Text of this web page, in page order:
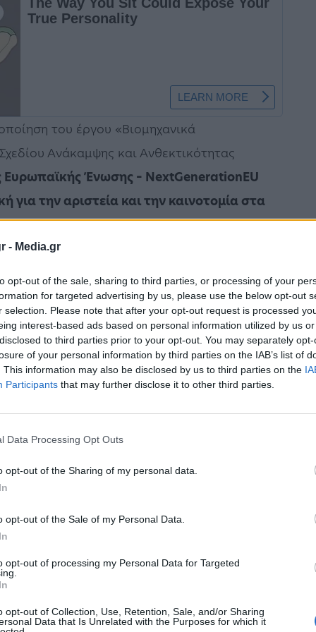
- Media.gr
opt-out of the sale, sharing to third parties, or processing of your
for targeted advertising by us, please use the below opt-out
selection. Please note that after your opt-out request is processed
interest-based ads based on personal information utilized by us
to third parties prior to your opt-out. You may separately
of your personal information by third parties on the IAB’s list of
This information may also be disclosed by us to third parties on the
Participants that may further disclose it to other third parties.
Data Processing Opt Outs
opt-out of the Sharing of my personal data.
opt-out of the Sale of my Personal Data.
opt-out of processing my Personal Data for Targeted
opt-out of Collection, Use, Retention, Sale, and/or Sharing
Data that Is Unrelated with the Purposes for which it
του έργου «Βιομηχανικά
Ανάκαμψης και Ανθεκτικότητας
Ευρωπαϊκής Ένωσης – NextGenerationEU
για την αριστεία και την καινοτομία στα
παραγωγής – πανεπιστημίων μέσω των
είναι τα Ανώτατα Εκπαιδευτικά Ιδρύματα
βιομηχανίες. Τα ΑΕΙ καλούνται, σε
να υποβάλουν προτάσεις με στόχο την από
ενός «Βιομηχανικού Διδακτορικού». Η
έργων έχει ως σκοπό τη διεξαγωγή
αναμένεται ότι θα οδηγήσει στην
την παραγωγή καινοτόμων προϊόντων και
«η αποτελεσματικότερη διασύνδεση της
του παραγωγικού μετασχηματισμού»,
επιτυγχάνεται μέσω της εμπορικής
που προκύπτουν από την εκπόνηση
καινοτόμων προϊόντων ή υπηρεσιών».